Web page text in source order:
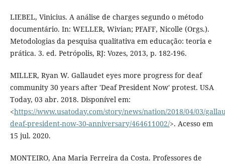
LIEBEL, Vinicius. A análise de charges segundo o método
documentário. In: WELLER, Wivian; PFAFF, Nicolle (Orgs.).
Metodologias da pesquisa qualitativa em educação: teoria e
prática. 3. ed. Petrópolis, RJ: Vozes, 2013, p. 182-196.
MILLER, Ryan W. Gallaudet eyes more progress for deaf
community 30 years after 'Deaf President Now' protest. USA
Today, 03 abr. 2018. Disponível em:
<https://www.usatoday.com/story/news/nation/2018/04/03/
deaf-president-now-30-anniversary/464611002/>. Acesso em
15 jul. 2020.
MONTEIRO, Ana Maria Ferreira da Costa. Professores de